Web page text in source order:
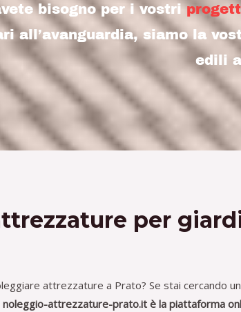
bisogno per i vostri
all’avanguardia, siamo la
edili
per
attrezzature a Prato? Se stai cercando
noleggio-attrezzature-prato.it è la piattaforma